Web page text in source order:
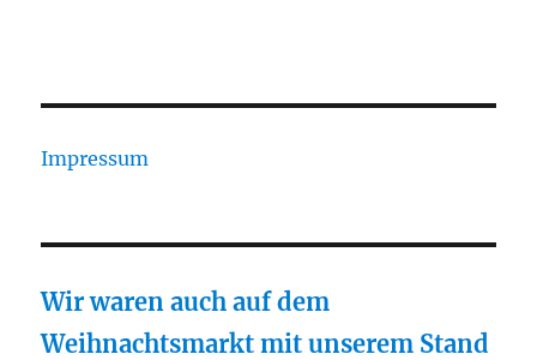
Impressum
Wir waren auch auf dem
Weihnachtsmarkt mit unserem Stand